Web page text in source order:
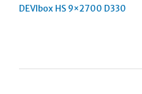
DEVIbox HS 9×2700 D330